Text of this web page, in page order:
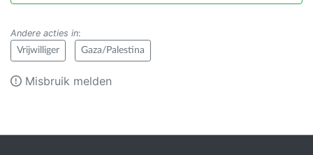
Andere acties in:
Vrijwilliger Gaza/Palestina
Misbruik melden